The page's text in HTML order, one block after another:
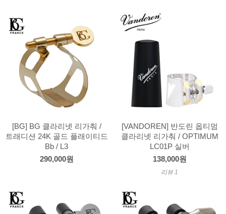
[BG] BG 클라리넷 리가춰 /
트래디션 24K 골드 플래이티드
Bb / L3
290,000원
[VANDOREN] 반도린 옵티멈
클라리넷 리가춰 / OPTIMUM
LC01P 실버
138,000원
리뷰 1